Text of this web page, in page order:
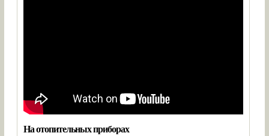
На отопительных приборах